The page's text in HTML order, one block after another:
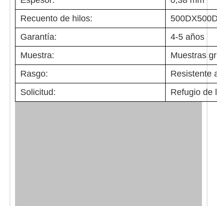
Recuento de hilos:
Garantía:
4-5 años
Muestra:
Muestras
Rasgo:
Resistente
Solicitud:
Refugio de